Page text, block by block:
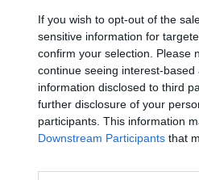
If you wish to opt-out of the
sensitive information for
confirm your selection. Please
continue seeing interest-
information disclosed to third
further disclosure of your
participants. This information
Downstream Participants that
gratuitamente
ilimitado a todos
CONTENIDO EXCLUSIVO PARA
Registrarse
Iniciar sesión